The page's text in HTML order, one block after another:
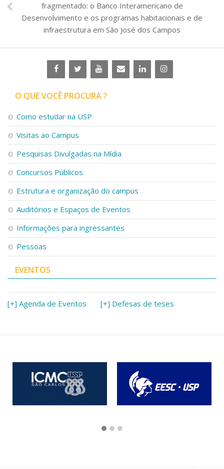
fragmentado: o Banco Interamericano de
Desenvolvimento e os programas habitacionais e de
infraestrutura em São José dos Campos
O QUE VOCÊ PROCURA ?
Como estudar na USP
Visitas ao Campus
Pesquisas Divulgadas na Mídia
Concursos Públicos
Estrutura e organização do campus
Auditórios e Espaços de Eventos
Informações para ingressantes
Pessoas
EVENTOS
[+] Agenda de Eventos [+] Defesas de teses